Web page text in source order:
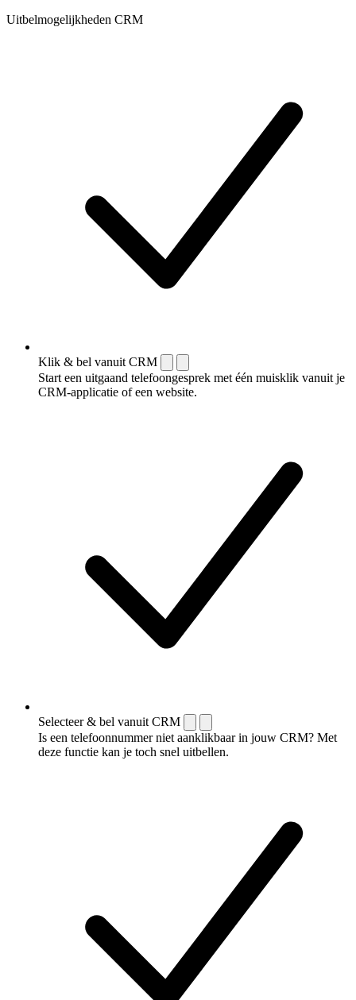
Uitbelmogelijkheden CRM
Klik & bel vanuit CRM
Start een uitgaand telefoongesprek met één muisklik vanuit je
CRM-applicatie of een website.
Selecteer & bel vanuit CRM
Is een telefoonnummer niet aanklikbaar in jouw CRM? Met
deze functie kan je toch snel uitbellen.